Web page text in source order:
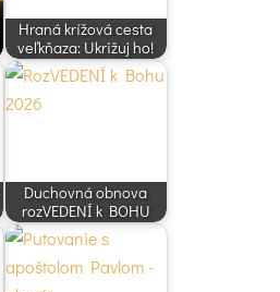
Hraná krížová cesta
veľkňaza: Ukrižuj ho!
Duchovná obnova
rozVEDENÍ k BOHU